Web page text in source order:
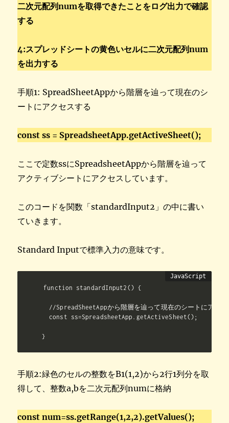
二次元配列numを取得できたことをログ出力で確認
する
4:スプレッドシートの黄色いセルに二次元配列num
を出力する
手順1: SpreadSheetAppから階層を辿って現在のシ
ートにアクセスする
const ss = SpreadsheetApp.getActiveSheet();
ここで定数ssにSpreadsheetAppから階層を辿って
アクティブシートにアクセスしています。
このコードを関数「standardInput2」の中に書い
ていきます。
Standard Inputで標準入力の意味です。
function standardInput2() {
//SpreadSheetAppから階層を辿って現在のシートにアクセ
  const ss=SpreadsheetApp.getActiveSheet();
}
手順2:緑色のセルの整数をB1(1,2)から2行1列分を取
得して、整数a,bを二次元配列numに格納
const num=ss.getRange(1,2,2).getValues();